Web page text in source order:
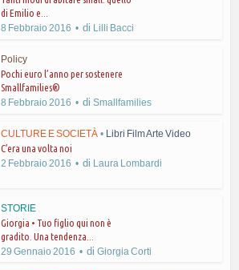
di Emilio e...
8 Febbraio 2016
di Lilli Bacci
Policy
Pochi euro l’anno per sostenere
Smallfamilies®
8 Febbraio 2016
diSmallfamilies
CULTURE E SOCIETÀ • Libri Film Arte Video
C’era una volta noi
2 Febbraio 2016
di Laura Lombardi
STORIE
Giorgia • Tuo figlio qui non è
gradito. Una tendenza...
29 Gennaio 2016
diGiorgia Corti